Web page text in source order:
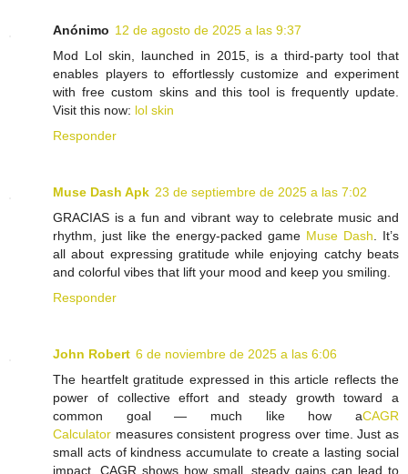
Anónimo 12 de agosto de 2025 a las 9:37
Mod Lol skin, launched in 2015, is a third-party tool that
enables players to effortlessly customize and experiment
with free custom skins and this tool is frequently update.
Visit this now: lol skin
Responder
Muse Dash Apk 23 de septiembre de 2025 a las 7:02
GRACIAS is a fun and vibrant way to celebrate music and
rhythm, just like the energy-packed game Muse Dash . It’s
all about expressing gratitude while enjoying catchy beats
and colorful vibes that lift your mood and keep you smiling.
Responder
John Robert 6 de noviembre de 2025 a las 6:06
The heartfelt gratitude expressed in this article reflects the
power of collective effort and steady growth toward a
common goal — much like how aCAGR
Calculator measures consistent progress over time. Just as
small acts of kindness accumulate to create a lasting social
impact, CAGR shows how small, steady gains can lead to